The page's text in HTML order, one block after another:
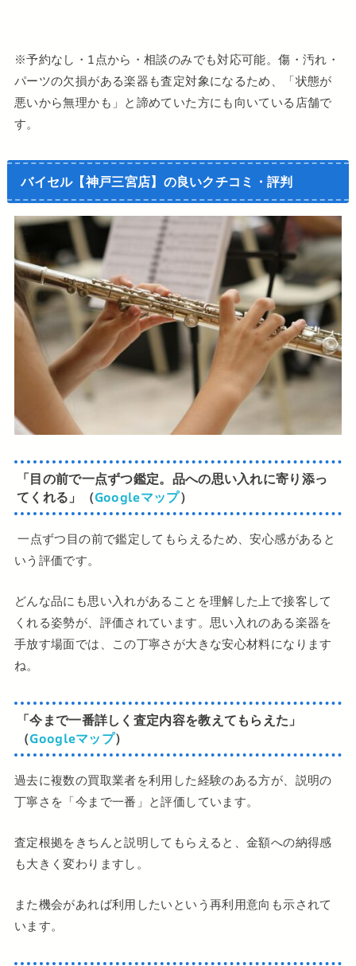
※予約なし・1点から・相談のみでも対応可能。傷・汚れ・
パーツの欠損がある楽器も査定対象になるため、「状態が
悪いから無理かも」と諦めていた方にも向いている店舗で
す。
バイセル【神戸三宮店】の良いクチコミ・評判
「目の前で一点ずつ鑑定。品への思い入れに寄り添っ
てくれる」（Googleマップ）
一点ずつ目の前で鑑定してもらえるため、安心感があると
いう評価です。
どんな品にも思い入れがあることを理解した上で接客して
くれる姿勢が、評価されています。思い入れのある楽器を
手放す場面では、この丁寧さが大きな安心材料になります
ね。
「今まで一番詳しく査定内容を教えてもらえた」
（Googleマップ）
過去に複数の買取業者を利用した経験のある方が、説明の
丁寧さを「今まで一番」と評価しています。
査定根拠をきちんと説明してもらえると、金額への納得感
も大きく変わりますし。
また機会があれば利用したいという再利用意向も示されて
います。